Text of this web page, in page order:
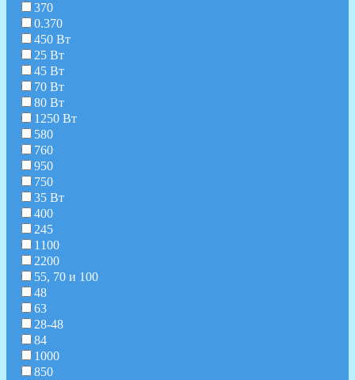
370
0.370
450 Вт
25 Вт
45 Вт
70 Вт
80 Вт
1250 Вт
580
760
950
750
35 Вт
400
245
1100
2200
55, 70 и 100
48
63
28-48
84
1000
850